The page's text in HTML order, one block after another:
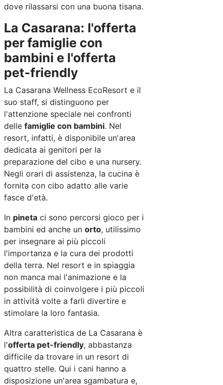
dove rilassarsi con una buona tisana.
La Casarana: l'offerta
per famiglie con
bambini e l'offerta
pet-friendly
La Casarana Wellness EcoResort e il
suo staff, si distinguono per
l'attenzione speciale nei confronti
delle famiglie con bambini. Nel
resort, infatti, è disponibile un'area
dedicata ai genitori per la
preparazione del cibo e una nursery.
Negli orari di assistenza, la cucina è
fornita con cibo adatto alle varie
fasce d'età.
In pineta ci sono percorsi gioco per i
bambini ed anche un orto, utilissimo
per insegnare ai più piccoli
l'importanza e la cura dei prodotti
della terra. Nel resort e in spiaggia
non manca mai l'animazione e la
possibilità di coinvolgere i più piccoli
in attività volte a farli divertire e
stimolare la loro fantasia.
Altra caratteristica de La Casarana è
l'offerta pet-friendly, abbastanza
difficile da trovare in un resort di
quattro stelle. Qui i cani hanno a
disposizione un'area sgambatura e,